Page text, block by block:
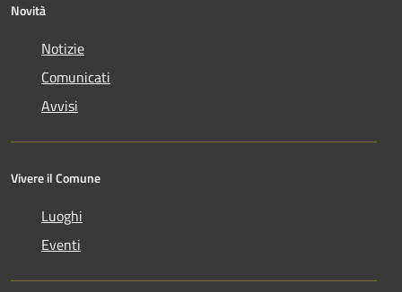
Novità
Notizie
Comunicati
Avvisi
Vivere il Comune
Luoghi
Eventi